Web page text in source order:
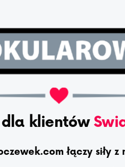
dla klientów
łączy siły